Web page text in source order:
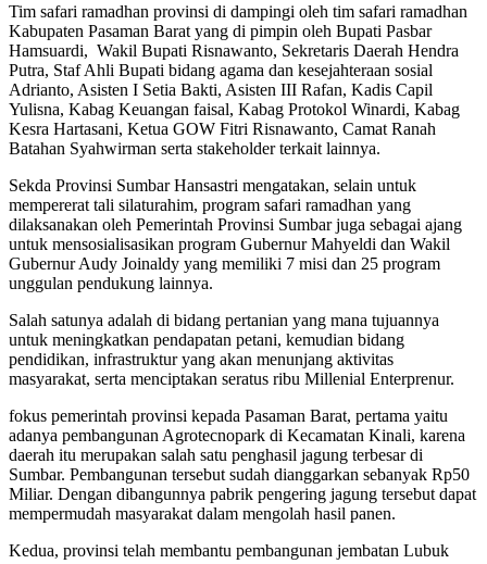
Tim safari ramadhan provinsi di dampingi oleh tim safari ramadhan
Kabupaten Pasaman Barat yang di pimpin oleh Bupati Pasbar
Hamsuardi, Wakil Bupati Risnawanto, Sekretaris Daerah Hendra
Putra, Staf Ahli Bupati bidang agama dan kesejahteraan sosial
Adrianto, Asisten I Setia Bakti, Asisten III Rafan, Kadis Capil
Yulisna, Kabag Keuangan faisal, Kabag Protokol Winardi, Kabag
Kesra Hartasani, Ketua GOW Fitri Risnawanto, Camat Ranah
Batahan Syahwirman serta stakeholder terkait lainnya.
Sekda Provinsi Sumbar Hansastri mengatakan, selain untuk
mempererat tali silaturahim, program safari ramadhan yang
dilaksanakan oleh Pemerintah Provinsi Sumbar juga sebagai ajang
untuk mensosialisasikan program Gubernur Mahyeldi dan Wakil
Gubernur Audy Joinaldy yang memiliki 7 misi dan 25 program
unggulan pendukung lainnya.
Salah satunya adalah di bidang pertanian yang mana tujuannya
untuk meningkatkan pendapatan petani, kemudian bidang
pendidikan, infrastruktur yang akan menunjang aktivitas
masyarakat, serta menciptakan seratus ribu Millenial Enterprenur.
fokus pemerintah provinsi kepada Pasaman Barat, pertama yaitu
adanya pembangunan Agrotecnopark di Kecamatan Kinali, karena
daerah itu merupakan salah satu penghasil jagung terbesar di
Sumbar. Pembangunan tersebut sudah dianggarkan sebanyak Rp50
Miliar. Dengan dibangunnya pabrik pengering jagung tersebut dapat
mempermudah masyarakat dalam mengolah hasil panen.
Kedua, provinsi telah membantu pembangunan jembatan Lubuk